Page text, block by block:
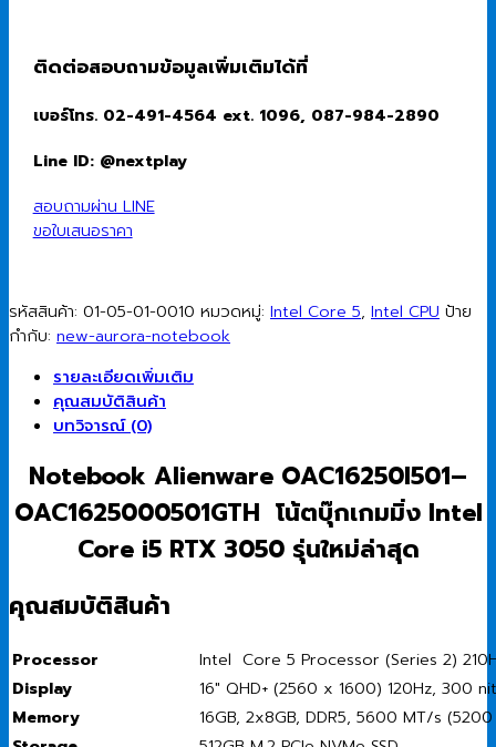
Alienware
Aurora
Intel
5
210H/16GB/512GB
6GB/16.0"
QHD
11
Home
(Interstellar
ชิ้น
ติดต่อสอบถามข้อมูลเพิ่มเติมได้ที่
เบอร์โทร. 02-491-4564 ext. 1096, 087-984-2890
Line ID: @nextplay
สอบถามผ่าน LINE
ขอใบเสนอราคา
รหัสสินค้า: 01-05-01-0010 หมวดหมู่: Intel Core 5, Intel CPU ป้าย
กำกับ: new-aurora-notebook
รายละเอียดเพิ่มเติม
คุณสมบัติสินค้า
บทวิจารณ์ (0)
Notebook Alienware OAC16250I501–
OAC1625000501GTH โน้ตบุ๊กเกมมิ่ง Intel
Core i5 RTX 3050 รุ่นใหม่ล่าสุด
คุณสมบัติสินค้า
Processor
Intel Core 5 Processor (Series 2)
Display
16″ QHD+ (2560 x 1600) 120Hz, 300
Memory
16GB, 2x8GB, DDR5, 5600 MT/s